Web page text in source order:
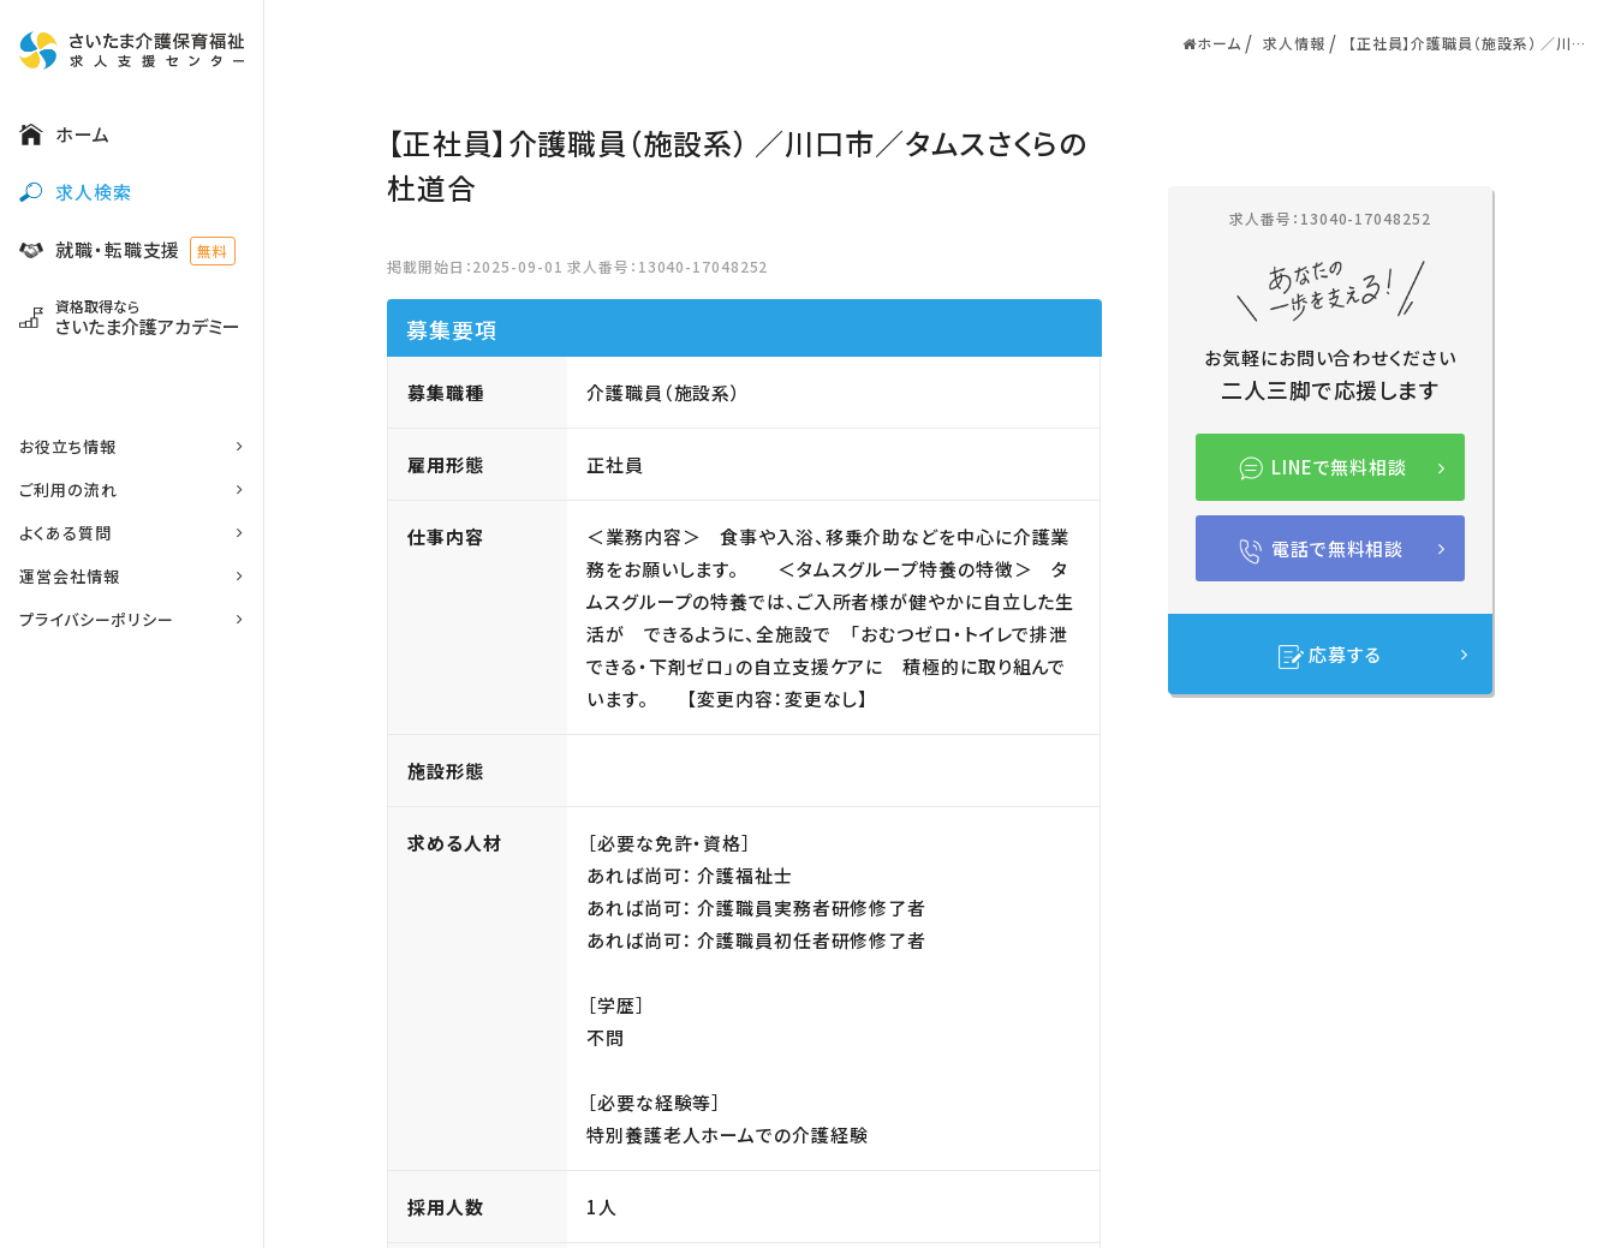
ホーム
求人検索
就職・転職支援 無料
資格取得なら
さいたま介護アカデミー
お役立ち情報
ご利用の流れ
よくある質問
運営会社情報
プライバシーポリシー
ホーム 求人情報
【正社員】介護職員（施設系） ／川口
【正社員】介護職員（施設系） ／川口市／タムスさくらの
杜道合
掲載開始日：2025-09-01 求人番号：13040-17048252
募集要項
募集職種 介護職員（施設系）
雇用形態 正社員
仕事内容
＜業務内容＞ 食事や入浴、移乗介助などを中心に介護業
務をお願いします。 ＜タムスグループ特養の特徴＞ タ
ムスグループの特養では、ご入所者様が健やかに自立した生
活が できるように、全施設で 「おむつゼロ・トイレで排泄
できる・下剤ゼロ」の自立支援ケアに 積極的に取り組んで
います。 【変更内容：変更なし】
施設形態
求める人材
［必要な免許・資格］
あれば尚可： 介護福祉士
あれば尚可： 介護職員実務者研修修了者
あれば尚可： 介護職員初任者研修修了者
［学歴］
不問
［必要な経験等］
特別養護老人ホームでの介護経験
採用人数 1人
求人番号：13040-17048252
お気軽にお問い合わせください
二人三脚で応援します
LINEで無料相談
電話で無料相談
応募する